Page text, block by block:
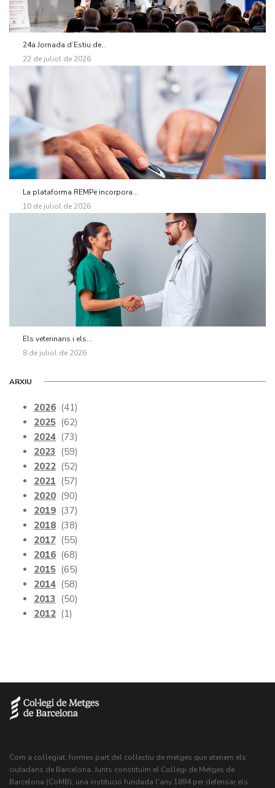
24a Jornada d’Estiu de...
22 de juliol de 2026
La plataforma REMPe incorpora...
10 de juliol de 2026
Els veterinaris i els...
8 de juliol de 2026
ARXIU
2026 (41)
2025 (62)
2024 (73)
2023 (59)
2022 (52)
2021 (57)
2020 (90)
2019 (37)
2018 (38)
2017 (55)
2016 (68)
2015 (65)
2014 (58)
2013 (50)
2012 (1)
Com a col·legiat, formes part del col·lectiu de metges que atenem els
ciutadans de Barcelona. Junts constituïm el Col·legi de Metges de
Barcelona (CoMB), una institució fundada l'any 1894 per defensar els